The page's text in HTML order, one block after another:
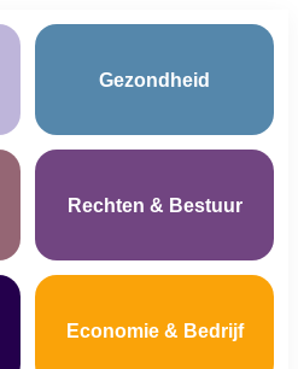
Gezondheid
Rechten & Bestuur
Economie & Bedrijf